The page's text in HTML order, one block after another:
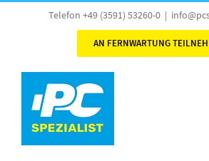
Telefon +49 (3591) 53260-0 |
AN FERNWARTUNG